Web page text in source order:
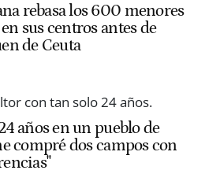
rebasa los 600 menores
sus centros antes de
de Ceuta
años en un pueblo de
compré dos campos con